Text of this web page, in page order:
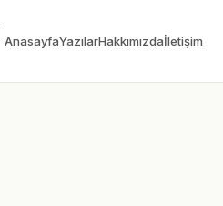
AnasayfaYazılarHakkımızdaİletişim